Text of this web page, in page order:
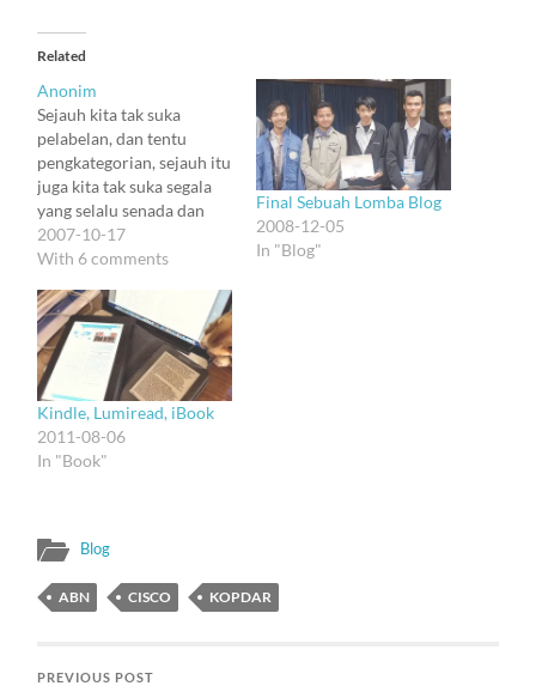
Related
Anonim
Sejauh kita tak suka
pelabelan, dan tentu
pengkategorian, sejauh itu
juga kita tak suka segala
yang selalu senada dan
seragam, kan? Sip deh :).
Kalimat macam ini aku
belum ada di kepalaku,
dan semua catatan masih
diketik dengan ballpen di
buku kecil (tentu
semuanya private, jadi…
2007-10-17
With 6 comments
Final Sebuah Lomba Blog
2008-12-05
In "Blog"
Kindle, Lumiread, iBook
2011-08-06
In "Book"
Blog
ABN CISCO KOPDAR
PREVIOUS POST